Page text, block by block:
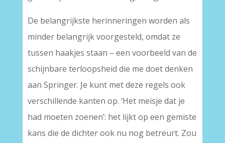
De belangrijkste herinneringen worden als
minder belangrijk voorgesteld, omdat ze
tussen haakjes staan – een voorbeeld van de
schijnbare terloopsheid die me doet denken
aan Springer. Je kunt met deze regels ook
verschillende kanten op. ‘Het meisje dat je
had moeten zoenen’: het lijkt op een gemiste
kans die de dichter ook nu nog betreurt. Zou